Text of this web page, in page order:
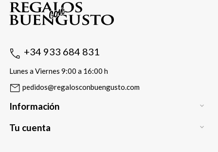
+34 933 684 831
Lunes a Viernes 9:00 a 16:00 h
pedidos@regalosconbuengusto.com
Información 
Tu cuenta 